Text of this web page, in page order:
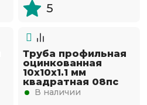
5
Труба профильная
оцинкованная
10х10х1.1 мм
квадратная 08пс
В наличии